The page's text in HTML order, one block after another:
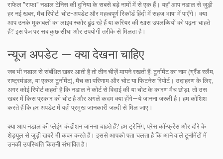
राफेल "राफा" नडाल टेनिस की दुनिया के सबसे बड़े नामों में से एक हैं। यहाँ आप नडाल से जुड़ी
हर नई खबर, मैच रिपोर्ट, चोट-अपडेट और महत्वपूर्ण रिकॉर्ड हिंदी में सहज भाषा में पाएँगे। क्या
आप उनके मुकाबलों का लाइव स्कोर ढूंढ रहे हैं या करियर की खास उपलब्धियों को पढ़ना चाहते
हैं? इस पेज पर सब कुछ सीधा और उपयोगी तरीके से मिलता है।
न्यूज अपडेट — क्या देखना चाहिए
जब भी नडाल से संबंधित खबर आती है तो तीन चीज़ें मायने रखती हैं: टूर्नामेंट का नाम (ग्रैंड स्लैम,
राष्ट्रमंडल, या एकल टूर्नामेंट), मैच का परिणाम और चोट या फिटनेस रिपोर्ट। उदाहरण के लिए,
अगर कोई रिपोर्ट कहती है कि नडाल ने कोर्ट से विदाई की या चोट के कारण मैच छोड़ा, तो उस
खबर में किस प्रकार की चोट है और अगले कदम क्या होंगे—ये जानना जरूरी है। हम कोशिश
करते हैं कि हर अपडेट में यही प्रमुख जानकारी जल्दी से मिल जाए।
क्या आप नडाल की प्लेइंग कंडीशन जानना चाहते हैं? हम ट्रेनिंग, प्रेस कॉन्फ्रेंस और दौरे के
शेड्यूल से जुड़ी खबरें भी कवर करते हैं। इससे आपको पता चलता है कि आने वाले टूर्नामेंटों में
उनकी उपस्थिति कितनी संभावित है।